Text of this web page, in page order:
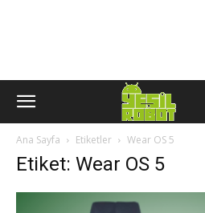
Ana Sayfa Etiketler Wear OS 5
Etiket: Wear OS 5